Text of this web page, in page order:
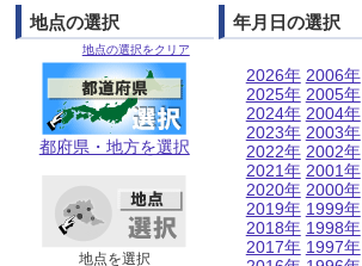
地点の選択
地点の選択をクリア
都府県・地方を選択
地点を選択
年月日の選択
2026年
2025年
2024年
2023年
2022年
2021年
2020年
2019年
2018年
2017年
2006年
2005年
2004年
2003年
2002年
2001年
2000年
1999年
1998年
1997年